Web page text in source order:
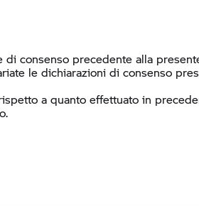
di consenso precedente alla
le dichiarazioni di consenso
a quanto effettuato in